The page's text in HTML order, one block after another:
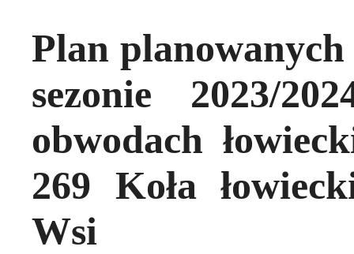
Plan
sezonie 2023/
obwodach
269 Koła
Wsi